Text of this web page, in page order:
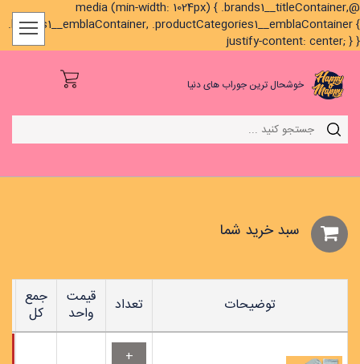
@media (min-width: 1024px) { .brands1__titleContainer,
.brands1__emblaContainer, .productCategories1__emblaContainer {
justify-content: center; } }
خوشحال ترین جوراب های دنیا
سبد خريد شما
توضیحات تعداد قیمت
واحد
جمع
کل